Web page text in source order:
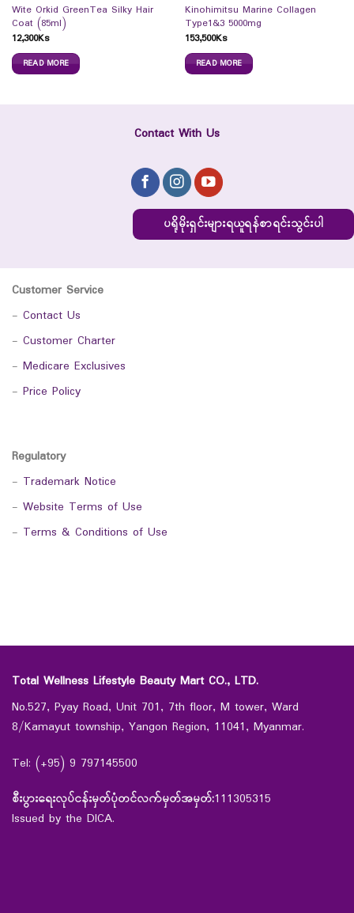
Wite Orkid GreenTea Silky Hair
Coat (85ml)
12,300Ks
READ MORE
Kinohimitsu Marine Collagen
Type1&3 5000mg
153,500Ks
READ MORE
Contact With Us
ပရိုမိုးရှင်းများရယူရန်စာရင်းသွင်းပါ
Customer Service
- Contact Us
- Customer Charter
- Medicare Exclusives
- Price Policy
Regulatory
- Trademark Notice
- Website Terms of Use
- Terms & Conditions of Use
Total Wellness Lifestyle Beauty Mart CO., LTD.
No.527, Pyay Road, Unit 701, 7th floor, M tower, Ward
8/Kamayut township, Yangon Region, 11041, Myanmar.
Tel: (+95) 9 797145500
စီးပွားရေးလုပ်ငန်းမှတ်ပုံတင်လက်မှတ်အမှတ်:111305315
Issued by the DICA.